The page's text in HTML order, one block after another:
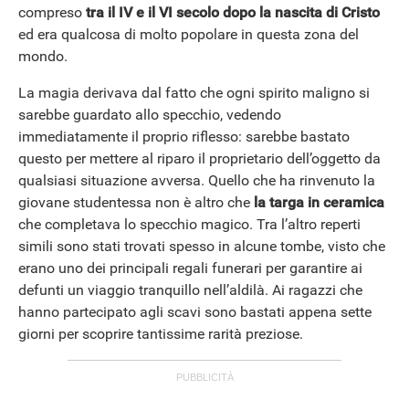
compreso tra il IV e il VI secolo dopo la nascita di Cristo
ed era qualcosa di molto popolare in questa zona del
mondo.
La magia derivava dal fatto che ogni spirito maligno si
sarebbe guardato allo specchio, vedendo
immediatamente il proprio riflesso: sarebbe bastato
questo per mettere al riparo il proprietario dell’oggetto da
qualsiasi situazione avversa. Quello che ha rinvenuto la
giovane studentessa non è altro che la targa in ceramica
che completava lo specchio magico. Tra l’altro reperti
simili sono stati trovati spesso in alcune tombe, visto che
erano uno dei principali regali funerari per garantire ai
defunti un viaggio tranquillo nell’aldilà. Ai ragazzi che
hanno partecipato agli scavi sono bastati appena sette
giorni per scoprire tantissime rarità preziose.